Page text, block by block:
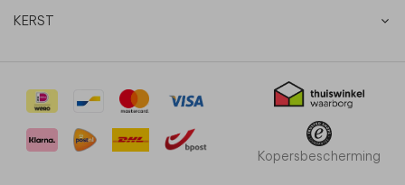
KERST
Kopersbescherming